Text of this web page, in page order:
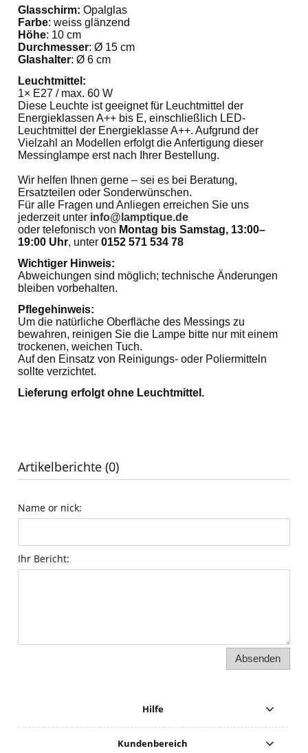
Glasschirm: Opalglas
Farbe: weiss glänzend
Höhe: 10 cm
Durchmesser: Ø 15 cm
Glashalter: Ø 6 cm
Leuchtmittel:
1× E27 / max. 60 W
Diese Leuchte ist geeignet für Leuchtmittel der
Energieklassen A++ bis E, einschließlich LED-
Leuchtmittel der Energieklasse A++. Aufgrund der
Vielzahl an Modellen erfolgt die Anfertigung dieser
Messinglampe erst nach Ihrer Bestellung.
Wir helfen Ihnen gerne – sei es bei Beratung,
Ersatzteilen oder Sonderwünschen.
Für alle Fragen und Anliegen erreichen Sie uns
jederzeit unter info@lamptique.de
oder telefonisch von Montag bis Samstag, 13:00–
19:00 Uhr, unter 0152 571 534 78
Wichtiger Hinweis:
Abweichungen sind möglich; technische Änderungen
bleiben vorbehalten.
Pflegehinweis:
Um die natürliche Oberfläche des Messings zu
bewahren, reinigen Sie die Lampe bitte nur mit einem
trockenen, weichen Tuch.
Auf den Einsatz von Reinigungs- oder Poliermitteln
sollte verzichtet.
Lieferung erfolgt ohne Leuchtmittel.
Artikelberichte (0)
Name or nick:
Ihr Bericht:
Absenden
Hilfe
Kundenbereich